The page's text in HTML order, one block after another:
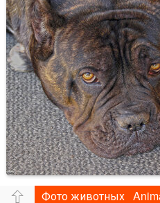
Фото животных